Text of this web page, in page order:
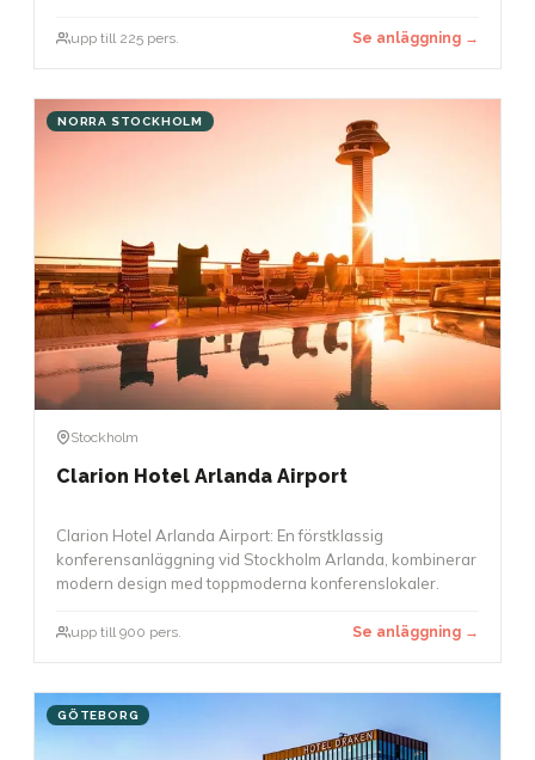
upp till 225 pers. Se anläggning →
NORRA STOCKHOLM
Stockholm
Clarion Hotel Arlanda Airport
Clarion Hotel Arlanda Airport: En förstklassig
konferensanläggning vid Stockholm Arlanda, kombinerar
modern design med toppmoderna konferenslokaler.
upp till 900 pers. Se anläggning →
GÖTEBORG